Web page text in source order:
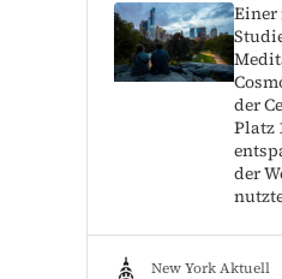
Einer
der
Platz
der
New York Aktuell